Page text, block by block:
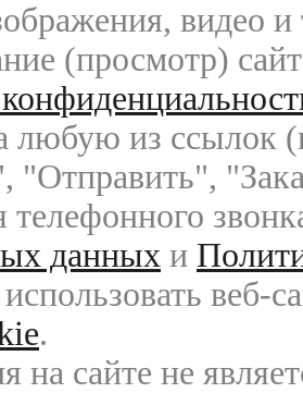
видео
(просмотр)
любую из ссылок
"Отправить",
телефонного
данных и
веб-
.
на сайте не